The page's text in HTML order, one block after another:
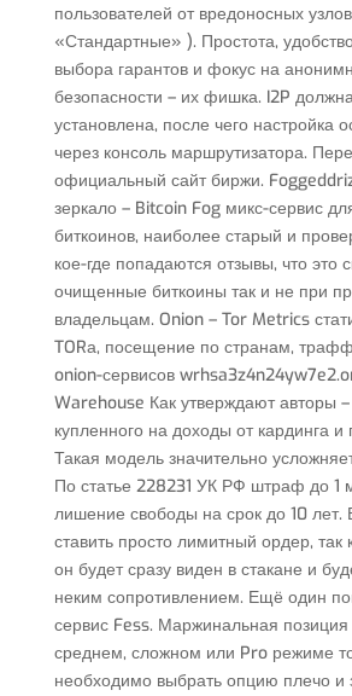
пользователей от вредоносных
«Стандартные» ). Простота,
выбора гарантов и фокус на
безопасности – их фишка. I2P
установлена, после чего настройка
через консоль маршрутизатора.
официальный сайт биржи.
зеркало – Bitcoin Fog микс-сервис
биткоинов, наиболее старый и
кое-где попадаются отзывы, что это
очищенные биткоины так и не при
владельцам. Onion – Tor Metrics
TORа, посещение по странам,
onion-сервисов
Warehouse Как утверждают авторы –
купленного на доходы от кардинга и
Такая модель значительно
По статье 228231 УК РФ штраф до 1
лишение свободы на срок до 10 лет.
ставить просто лимитный ордер, так
он будет сразу виден в стакане и
неким сопротивлением. Ещё один
сервис Fess. Маржинальная
среднем, сложном или Pro режиме
необходимо выбрать опцию плечо и